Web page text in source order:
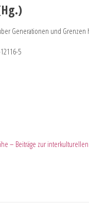
Generationen und Grenzen
5
– Beiträge zur interkulturellen